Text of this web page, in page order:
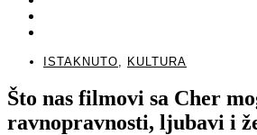
ISTAKNUTO KULTURA
Što nas filmovi sa Cher
ravnopravnosti, ljubavi i